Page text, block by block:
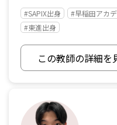
#SAPIX出身 #早稲田アカ
#東進出身
この教師の詳細を